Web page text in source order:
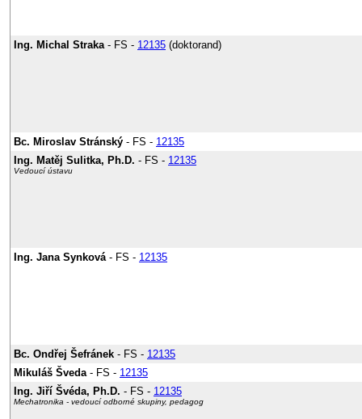
Ing. Michal Straka- FS - 12135 (doktorand)
Bc. Miroslav Stránský - FS - 12135
Ing. Matěj Sulitka, Ph.D. - FS - 12135
Vedoucí ústavu
Ing. Jana Synková- FS - 12135
Bc. Ondřej Šefránek - FS - 12135
Mikuláš Šveda- FS - 12135
Ing. Jiří Švéda, Ph.D. - FS - 12135
Mechatronika - vedoucí odborné skupiny, pedagog